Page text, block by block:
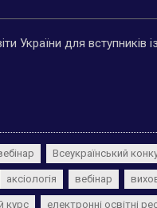
України для
Всеукраїнський
аксіологія вебінар
курс електронні освітні